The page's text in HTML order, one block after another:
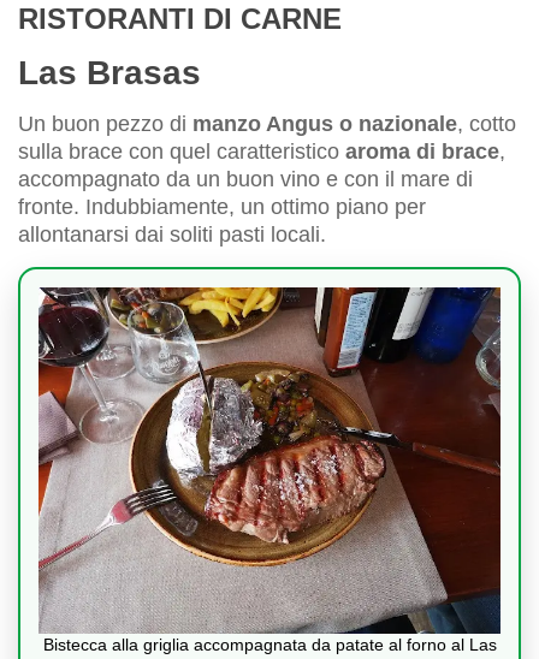
RISTORANTI DI CARNE
Las Brasas
Un buon pezzo di manzo Angus o nazionale, cotto
sulla brace con quel caratteristico aroma di brace,
accompagnato da un buon vino e con il mare di
fronte. Indubbiamente, un ottimo piano per
allontanarsi dai soliti pasti locali.
Bistecca alla griglia accompagnata da patate al forno al Las